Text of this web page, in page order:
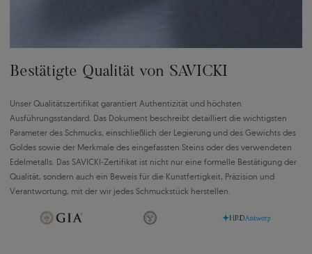
Bestätigte Qualität von SAVICKI
Unser Qualitätszertifikat garantiert Authentizität und höchsten
Ausführungsstandard. Das Dokument beschreibt detailliert die wichtigsten
Parameter des Schmucks, einschließlich der Legierung und des Gewichts des
Goldes sowie der Merkmale des eingefassten Steins oder des verwendeten
Edelmetalls. Das SAVICKI-Zertifikat ist nicht nur eine formelle Bestätigung der
Qualität, sondern auch ein Beweis für die Kunstfertigkeit, Präzision und
Verantwortung, mit der wir jedes Schmuckstück herstellen.